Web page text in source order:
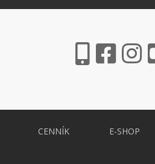
CENNÍK E-SHOP